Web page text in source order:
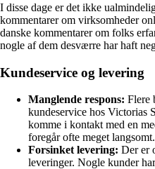
I disse dage er det ikke
kommentarer om virksomheder
danske kommentarer om folks
nogle af dem desværre har haft
Kundeservice og levering
Manglende respons: Flere
kundeservice hos Victorias
komme i kontakt med en
foregår ofte meget langsomt.
Forsinket levering: Der er
leveringer. Nogle kunder